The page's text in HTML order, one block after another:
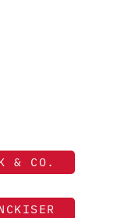
& CO.